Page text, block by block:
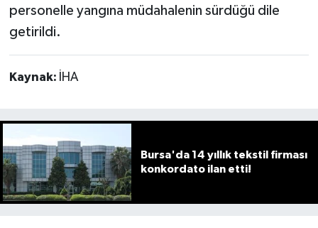
personelle yangına müdahalenin sürdüğü dile
getirildi.
Kaynak: İHA
Bursa'da 14 yıllık tekstil firması
konkordato ilan etti!